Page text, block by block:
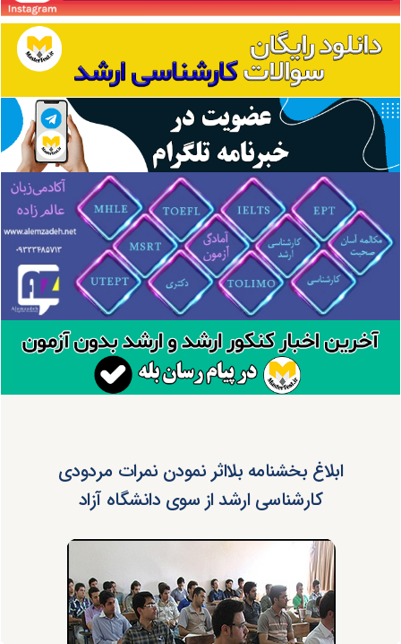
ابلاغ بخشنامه بلااثر نمودن نمرات مردودی
کارشناسی ارشد از سوی دانشگاه آزاد